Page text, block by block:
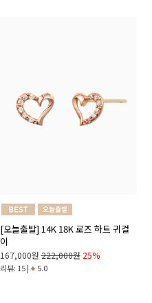
[오늘출발] 14K 18K 로즈 하트 귀걸
이
167,000원 222,000원 25%
리뷰: 15 | 5.0